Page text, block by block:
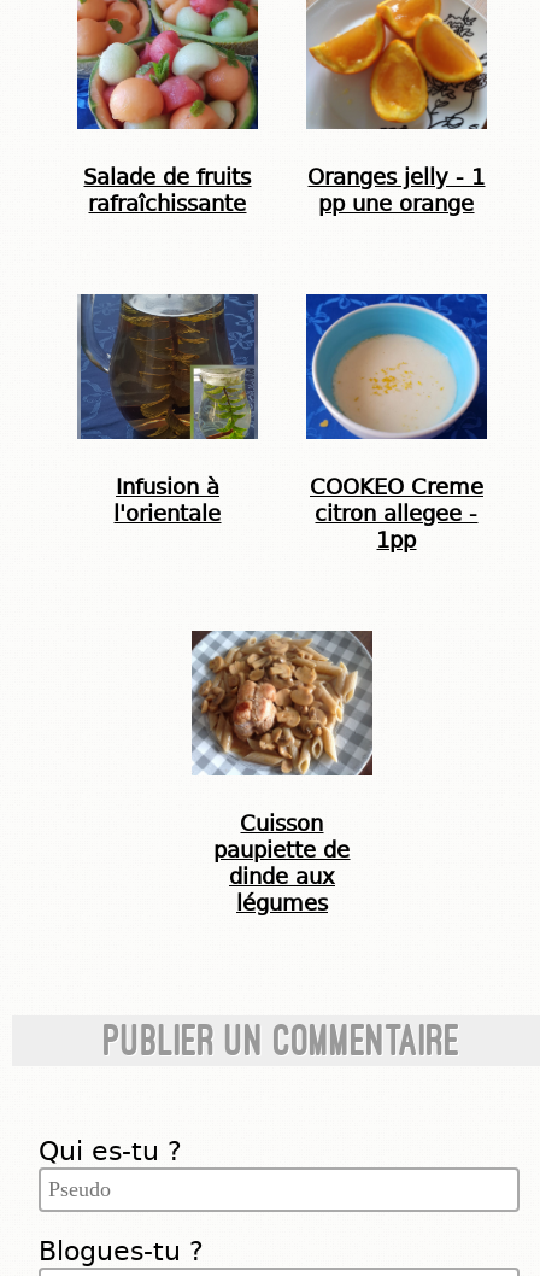
Salade de fruits
rafraîchissante
Oranges jelly - 1
pp une orange
Infusion à
l'orientale
COOKEO Creme
citron allegee -
1pp
Cuisson
paupiette de
dinde aux
légumes
Publier un commentaire
Qui es-tu ?
Blogues-tu ?